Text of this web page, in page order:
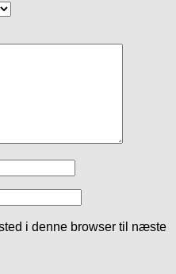
i denne browser til næste